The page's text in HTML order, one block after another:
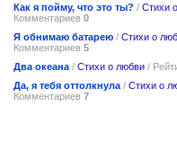
Как я пойму, что это ты? / Стихи
Комментариев 0
Я обнимаю батарею / Стихи о
Комментариев 5
Два океана / Стихи о любви /
Да, я тебя оттолкнула / Стихи о
Комментариев 7